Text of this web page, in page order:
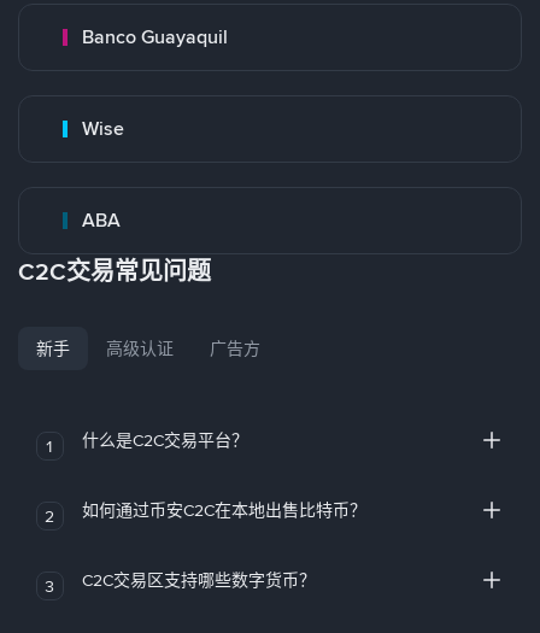
Banco Guayaquil
Wise
ABA
C2C交易常见问题
新手 高级认证 广告方
1 什么是C2C交易平台？
2 如何通过币安C2C在本地出售比特币？
3 C2C交易区支持哪些数字货币？